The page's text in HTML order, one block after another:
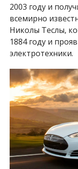
2003 году и
всемирно
Николы Теслы,
1884 году и
электротехники.